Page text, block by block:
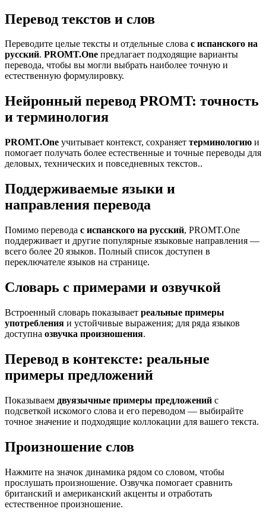
Перевод текстов и слов
Переводите целые тексты и отдельные слова с испанского на
русский. PROMT.One предлагает подходящие варианты
перевода, чтобы вы могли выбрать наиболее точную и
естественную формулировку.
Нейронный перевод PROMT: точность
и терминология
PROMT.One учитывает контекст, сохраняет терминологию и
помогает получать более естественные и точные переводы для
деловых, технических и повседневных текстов..
Поддерживаемые языки и
направления перевода
Помимо перевода с испанского на русский, PROMT.One
поддерживает и другие популярные языковые направления —
всего более 20 языков. Полный список доступен в
переключателе языков на странице.
Словарь с примерами и озвучкой
Встроенный словарь показывает реальные примеры
употребления и устойчивые выражения; для ряда языков
доступна озвучка произношения.
Перевод в контексте: реальные
примеры предложений
Показываем двуязычные примеры предложений с
подсветкой искомого слова и его переводом — выбирайте
точное значение и подходящие коллокации для вашего текста.
Произношение слов
Нажмите на значок динамика рядом со словом, чтобы
прослушать произношение. Озвучка помогает сравнить
британский и американский акценты и отработать
естественное произношение.